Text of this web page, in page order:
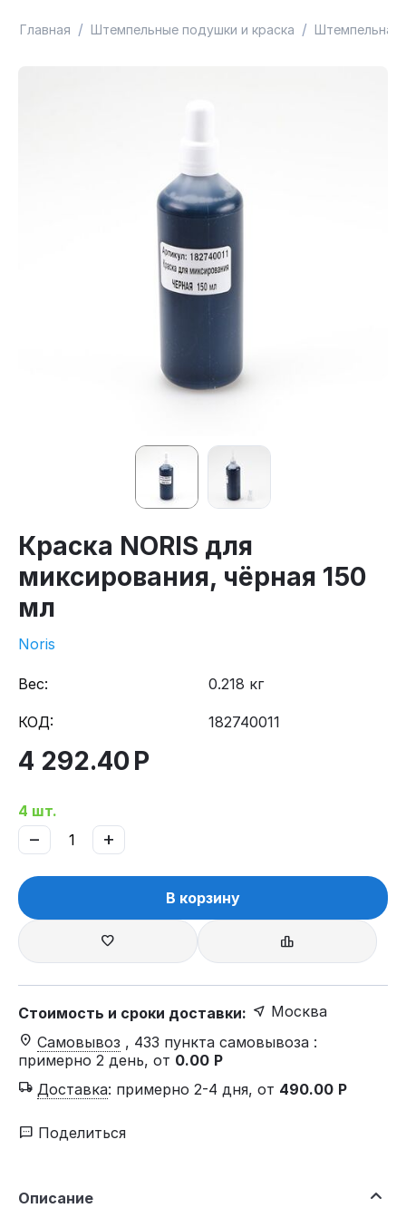
Главная / Штемпельные подушки и краска / Штемпельная
Краска NORIS для
миксирования, чёрная 150
мл
Noris
Вес: 0.218 кг
КОД: 182740011
4 292.40Р
4 шт.
+
−
В корзину
Стоимость и сроки доставки:
Москва
Самовывоз , 433 пункта самовывоза :
примерно 2 день, от 0.00 Р
Доставка: примерно 2-4 дня, от 490.00 Р
Поделиться
Описание